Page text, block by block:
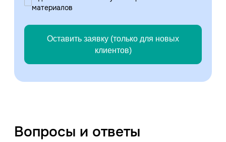
материалов
Оставить заявку (только для новых
клиентов)
Вопросы и ответы